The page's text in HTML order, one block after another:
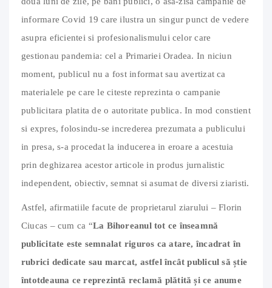
informare Covid 19 care ilustra un singur punct de vedere
asupra eficientei si profesionalismului celor care
gestionau pandemia: cel a Primariei Oradea. In niciun
moment, publicul nu a fost informat sau avertizat ca
materialele pe care le citeste reprezinta o campanie
publicitara platita de o autoritate publica. In mod constient
si expres, folosindu-se increderea prezumata a publicului
in presa, s-a procedat la inducerea in eroare a acestuia
prin deghizarea acestor articole in produs jurnalistic
independent, obiectiv, semnat si asumat de diversi ziaristi.
Astfel, afirmatiile facute de proprietarul ziarului – Florin
Ciucas – cum ca “La Bihoreanul tot ce înseamnă
publicitate este semnalat riguros ca atare, încadrat în
rubrici dedicate sau marcat, astfel încât publicul să știe
întotdeauna ce reprezintă reclamă plătită și ce anume